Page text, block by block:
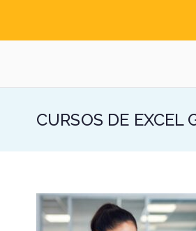
contenido
CURSOS DE EXCEL